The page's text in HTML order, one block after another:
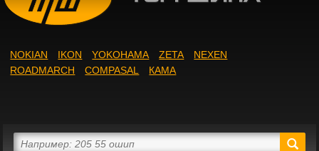
NOKIAN IKON YOKOHAMA ZETA
NEXEN
ROADMARCH
COMPASAL КАМА